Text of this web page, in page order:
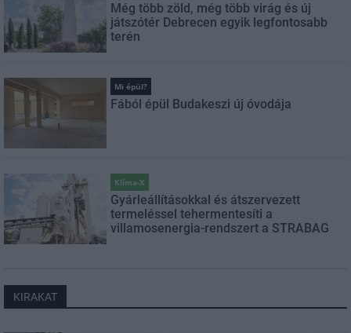
Még több zöld, még több virág és új
játszótér Debrecen egyik legfontosabb
terén
Mi épül?
Fából épül Budakeszi új óvodája
Klíma-X
Gyárleállításokkal és átszervezett
termeléssel tehermentesíti a
villamosenergia-rendszert a STRABAG
KIRAKAT